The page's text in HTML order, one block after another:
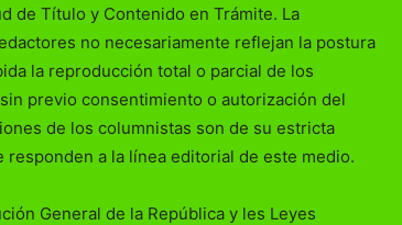
de Título y Contenido en Trámite. La
no necesariamente reflejan la postura
la reproducción total o parcial de los
previo consentimiento o autorización del
de los columnistas son de su estricta
a la línea editorial de este medio.
General de la República y les Leyes